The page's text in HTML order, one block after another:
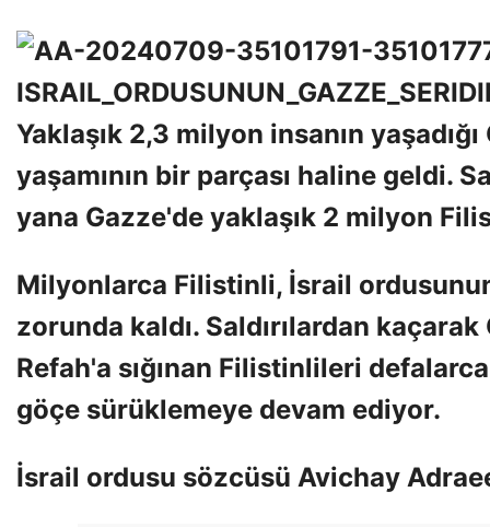
Yaklaşık 2,3 milyon insanın
yaşamının bir parçası haline geldi.
yana Gazze'de yaklaşık 2 milyon
Milyonlarca Filistinli, İsrail
zorunda kaldı. Saldırılardan
Refah'a sığınan Filistinlileri
göçe sürüklemeye devam ediyor.
İsrail ordusu sözcüsü Avichay